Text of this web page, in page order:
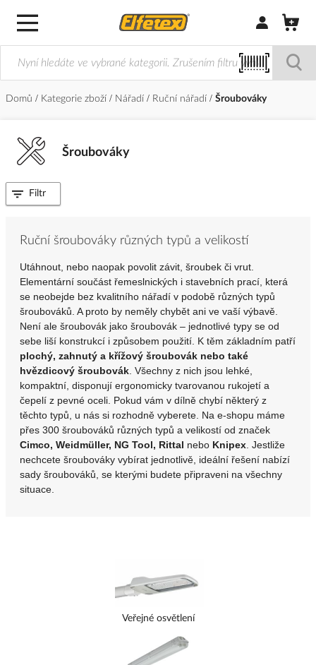
Přihlásit/
Domů Kategorie zboží Nářadí Ruční nářadí Šroubováky
Šroubováky
Ruční šroubováky různých typů a velikostí
Utáhnout, nebo naopak povolit závit, šroubek či vrut.
Elementární součást řemeslnických i stavebních prací, která
se neobejde bez kvalitního nářadí v podobě různých typů
šroubováků. A proto by neměly chybět ani ve vaší výbavě.
Není ale šroubovák jako šroubovák – jednotlivé typy se od
sebe liší konstrukcí i způsobem použití. K těm základním patří
plochý, zahnutý a křížový šroubovák nebo také
hvězdicový šroubovák. Všechny z nich jsou lehké,
kompaktní, disponují ergonomicky tvarovanou rukojetí a
čepelí z pevné oceli. Pokud vám v dílně chybí některý z
těchto typů, u nás si rozhodně vyberete. Na e-shopu máme
přes 300 šroubováků různých typů a velikostí od značek
Cimco, Weidmüller, NG Tool, Rittal nebo Knipex. Jestliže
nechcete šroubováky vybírat jednotlivě, ideální řešení nabízí
sady šroubováků, se kterými budete připraveni na všechny
situace.
Veřejné osvětlení
Filtr